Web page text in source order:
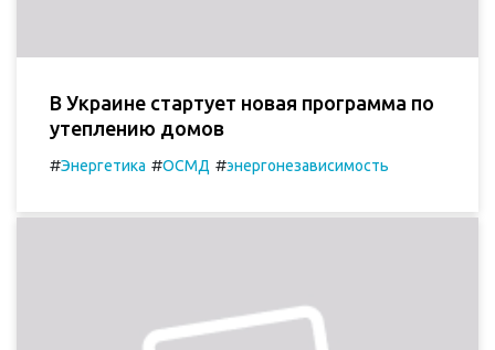
В Украине стартует новая программа по
утеплению домов
#Энергетика #ОСМД #энергонезависимость